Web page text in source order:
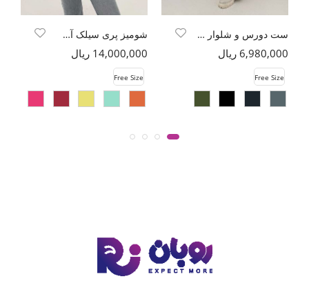
ست دورس و شلوار بافت رینگی شیبدار
6,980,000 ریال
Free Size
شومیز پری سیلک آستین کوتاه گره ای
14,000,000 ریال
Free Size